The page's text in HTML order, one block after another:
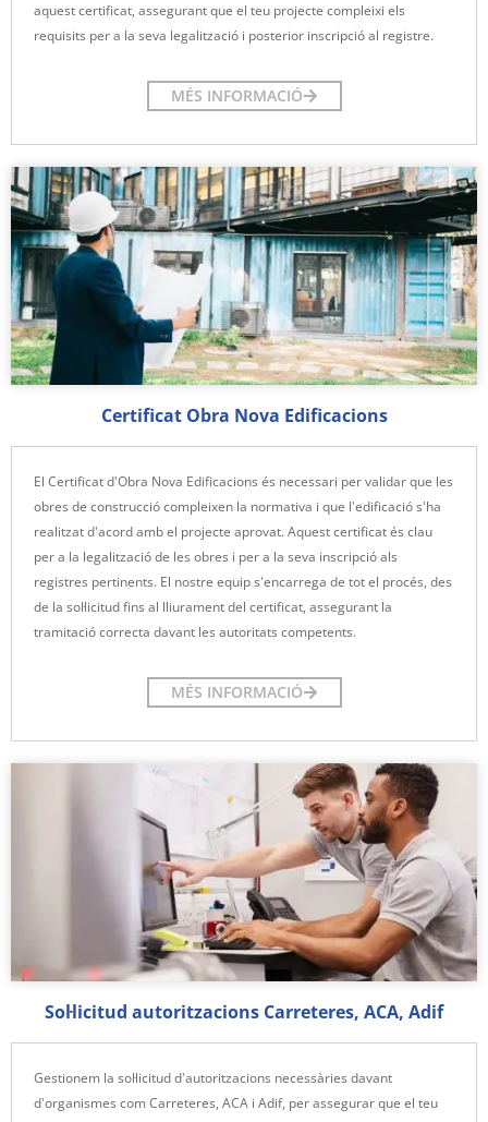
aquest certificat, assegurant que el teu projecte compleixi els
requisits per a la seva legalització i posterior inscripció al registre.
MÉS INFORMACIÓ
Certificat Obra Nova Edificacions
El Certificat d'Obra Nova Edificacions és necessari per validar que les
obres de construcció compleixen la normativa i que l'edificació s'ha
realitzat d'acord amb el projecte aprovat. Aquest certificat és clau
per a la legalització de les obres i per a la seva inscripció als
registres pertinents. El nostre equip s'encarrega de tot el procés, des
de la sol·licitud fins al lliurament del certificat, assegurant la
tramitació correcta davant les autoritats competents.
MÉS INFORMACIÓ
Sol·licitud autoritzacions Carreteres, ACA, Adif
Gestionem la sol·licitud d'autoritzacions necessàries davant
d'organismes com Carreteres, ACA i Adif, per assegurar que el teu